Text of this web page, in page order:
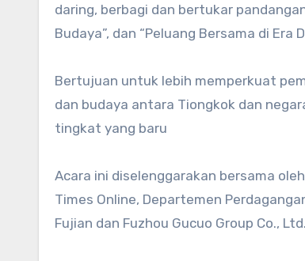
daring, berbagi dan bertukar
Budaya”, dan “Peluang Bersama di Era
Bertujuan untuk lebih memperkuat
dan budaya antara Tiongkok dan
tingkat yang baru
Acara ini diselenggarakan bersama
Times Online, Departemen
Fujian dan Fuzhou Gucuo Group Co., Ltd.